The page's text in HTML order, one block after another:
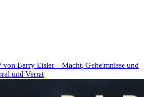
von Barry Eisler – Macht, Geheimnisse und
und Verrat